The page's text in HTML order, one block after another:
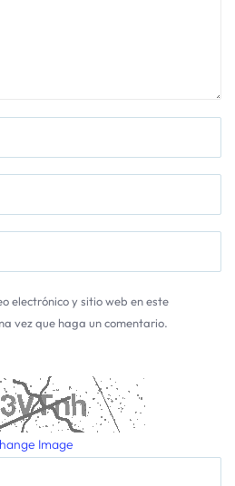
electrónico y sitio web en este
vez que haga un comentario.
Image